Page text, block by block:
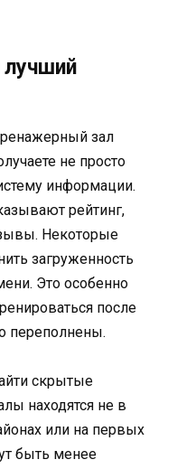
зал
не просто
информации.
рейтинг,
Некоторые
загруженность
Это особенно
после
переполнены.
скрытые
находятся не в
или на первых
быть менее